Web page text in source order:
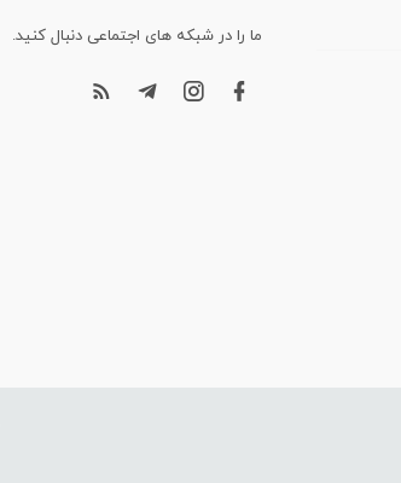
ما را در شبکه های اجتماعی دنبال کنید.